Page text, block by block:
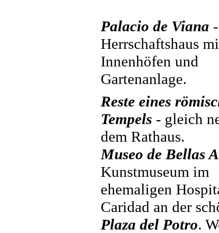
Palacio de Viana -
Herrschaftshaus
Innenhöfen und
Gartenanlage.
Reste eines
Tempels - gleich
dem Rathaus.
Museo de Bellas
Kunstmuseum im
ehemaligen
Caridad an der
Plaza del Potro.